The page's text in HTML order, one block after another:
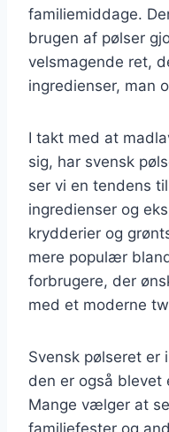
familiemiddage.
brugen af pølser
velsmagende ret,
ingredienser, man
I takt med at
sig, har svensk
ser vi en tendens
ingredienser og
krydderier og
mere populær
forbrugere, der
med et moderne
Svensk pølseret er
den er også blevet
Mange vælger at
familiefester og